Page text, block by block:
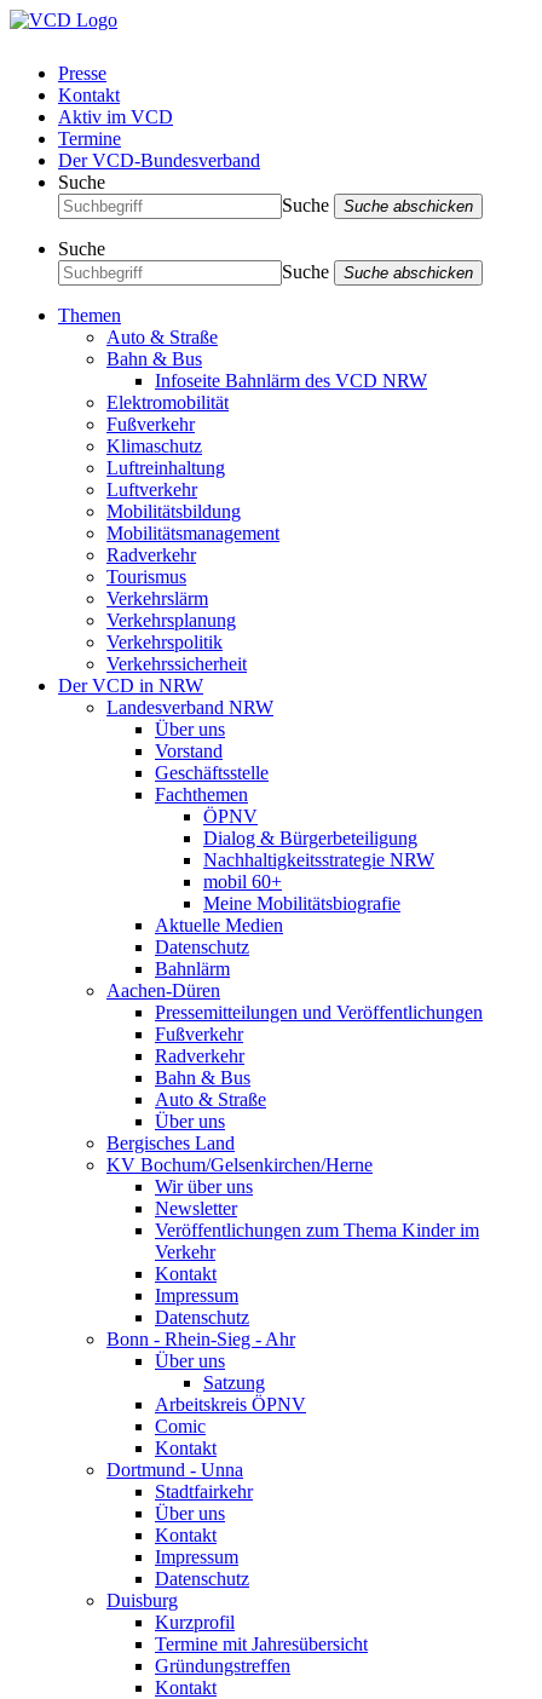
Presse
Kontakt
Aktiv im VCD
Termine
Der VCD-Bundesverband
Suche
Suche
Suche abschicken
Suche
Suche
Suche abschicken
Themen
Auto & Straße
Bahn & Bus
Infoseite Bahnlärm des VCD NRW
Elektromobilität
Fußverkehr
Klimaschutz
Luftreinhaltung
Luftverkehr
Mobilitätsbildung
Mobilitätsmanagement
Radverkehr
Tourismus
Verkehrslärm
Verkehrsplanung
Verkehrspolitik
Verkehrssicherheit
Der VCD in NRW
Landesverband NRW
Über uns
Vorstand
Geschäftsstelle
Fachthemen
ÖPNV
Dialog & Bürgerbeteiligung
Nachhaltigkeitsstrategie NRW
mobil 60+
Meine Mobilitätsbiografie
Aktuelle Medien
Datenschutz
Bahnlärm
Aachen-Düren
Pressemitteilungen und Veröffentlichungen
Fußverkehr
Radverkehr
Bahn & Bus
Auto & Straße
Über uns
Bergisches Land
KV Bochum/Gelsenkirchen/Herne
Wir über uns
Newsletter
Veröffentlichungen zum Thema Kinder im
Verkehr
Kontakt
Impressum
Datenschutz
Bonn - Rhein-Sieg - Ahr
Über uns
Satzung
Arbeitskreis ÖPNV
Comic
Kontakt
Dortmund - Unna
Stadtfairkehr
Über uns
Kontakt
Impressum
Datenschutz
Duisburg
Kurzprofil
Termine mit Jahresübersicht
Gründungstreffen
Kontakt